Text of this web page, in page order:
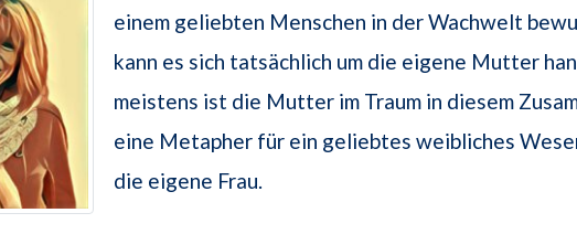
einem geliebten Menschen in der Wachwelt
kann es sich tatsächlich um die eigene Mutter
meistens ist die Mutter im Traum in diesem
eine Metapher für ein geliebtes weibliches
die eigene Frau.